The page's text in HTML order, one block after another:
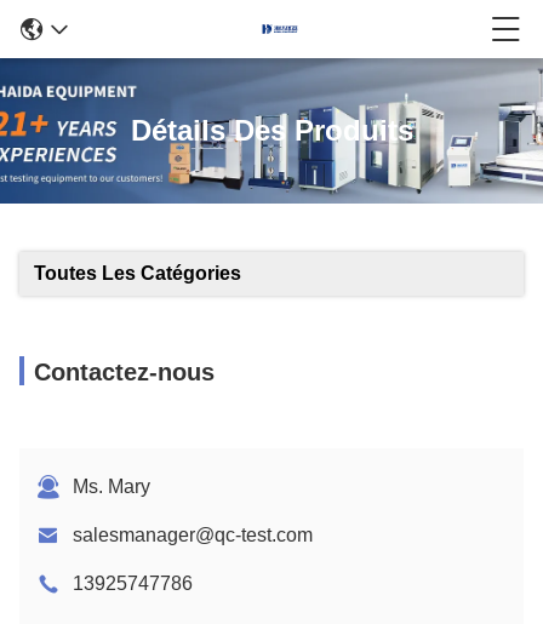
Détails Des Produits
Toutes Les Catégories
Contactez-nous
Ms. Mary
salesmanager@qc-test.com
13925747786